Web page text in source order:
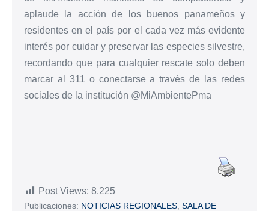
aplaude la acción de los buenos panameños y
residentes en el país por el cada vez más evidente
interés por cuidar y preservar las especies silvestre,
recordando que para cualquier rescate solo deben
marcar al 311 o conectarse a través de las redes
sociales de la institución @MiAmbientePma
Post Views: 8.225
Publicaciones: NOTICIAS REGIONALES SALA DE